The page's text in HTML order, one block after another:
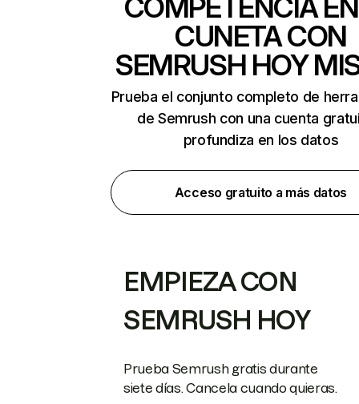
COMPETENCIA
CUNETA CON
SEMRUSH HOY
Prueba el conjunto completo de
de Semrush con una cuenta
profundiza en los datos
Acceso gratuito a más datos
EMPIEZA CON
SEMRUSH HOY
Prueba Semrush gratis durante
siete días. Cancela cuando quieras.